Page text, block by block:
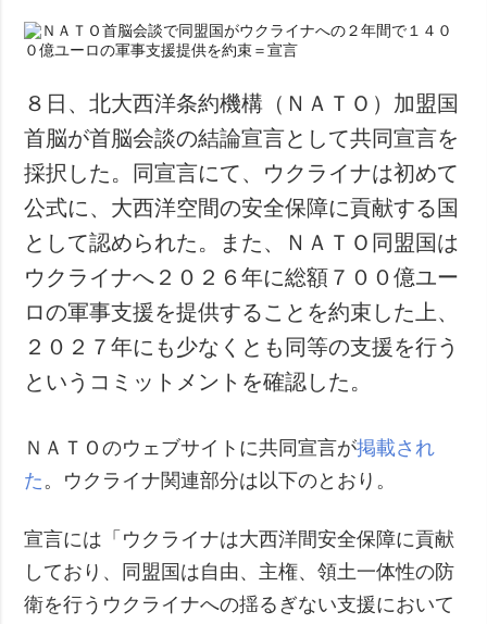
８日、北大西洋条約機構（ＮＡＴＯ）加盟国
首脳が首脳会談の結論宣言として共同宣言を
採択した。同宣言にて、ウクライナは初めて
公式に、大西洋空間の安全保障に貢献する国
として認められた。また、ＮＡＴＯ同盟国は
ウクライナへ２０２６年に総額７００億ユー
ロの軍事支援を提供することを約束した上、
２０２７年にも少なくとも同等の支援を行う
というコミットメントを確認した。
ＮＡＴＯのウェブサイトに共同宣言が掲載され
た 。ウクライナ関連部分は以下のとおり。
宣言には「ウクライナは大西洋間安全保障に貢献
しており、同盟国は自由、主権、領土一体性の防
衛を行うウクライナへの揺るぎない支援において